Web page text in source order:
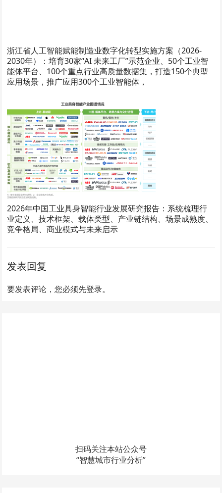
浙江省人工智能赋能制造业数字化转型实施方案（2026-
2030年）：培育30家“AI 未来工厂”示范企业、50个工业智
能体平台、100个重点行业高质量数据集，打造150个典型
应用场景，推广应用300个工业智能体，
2026年中国工业具身智能行业发展研究报告：系统梳理行
业定义、技术框架、载体类型、产业链结构、场景成熟度、
竞争格局、商业模式与未来启示
发表回复
要发表评论，您必须先登录。
扫码关注本站公众号
“智慧城市行业分析”